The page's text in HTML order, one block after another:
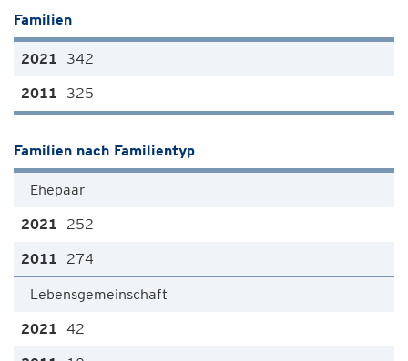
Familien
342
325
Familien nach Familientyp
Ehepaar
252
274
Lebensgemeinschaft
42